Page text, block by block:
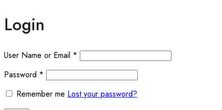
Login
User Name or Email *
Password *
Remember me Lost your password?